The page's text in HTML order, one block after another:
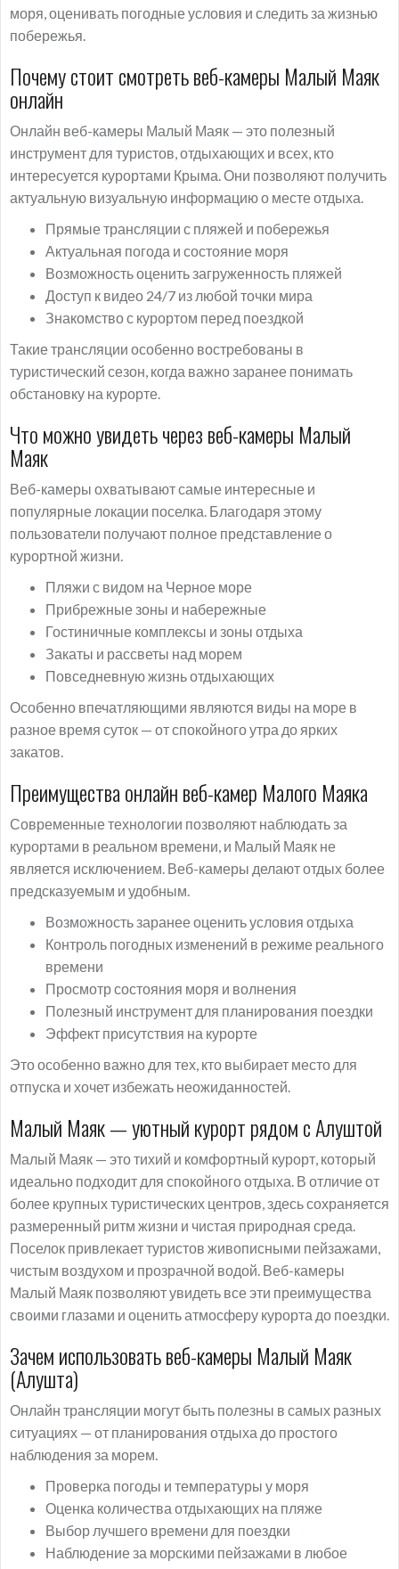
моря, оценивать погодные условия и следить за жизнью
побережья.
Почему стоит смотреть веб-камеры Малый Маяк
онлайн
Онлайн веб-камеры Малый Маяк — это полезный
инструмент для туристов, отдыхающих и всех, кто
интересуется курортами Крыма. Они позволяют получить
актуальную визуальную информацию о месте отдыха.
Прямые трансляции с пляжей и побережья
Актуальная погода и состояние моря
Возможность оценить загруженность пляжей
Доступ к видео 24/7 из любой точки мира
Знакомство с курортом перед поездкой
Такие трансляции особенно востребованы в
туристический сезон, когда важно заранее понимать
обстановку на курорте.
Что можно увидеть через веб-камеры Малый
Маяк
Веб-камеры охватывают самые интересные и
популярные локации поселка. Благодаря этому
пользователи получают полное представление о
курортной жизни.
Пляжи с видом на Черное море
Прибрежные зоны и набережные
Гостиничные комплексы и зоны отдыха
Закаты и рассветы над морем
Повседневную жизнь отдыхающих
Особенно впечатляющими являются виды на море в
разное время суток — от спокойного утра до ярких
закатов.
Преимущества онлайн веб-камер Малого Маяка
Современные технологии позволяют наблюдать за
курортами в реальном времени, и Малый Маяк не
является исключением. Веб-камеры делают отдых более
предсказуемым и удобным.
Возможность заранее оценить условия отдыха
Контроль погодных изменений в режиме реального
времени
Просмотр состояния моря и волнения
Полезный инструмент для планирования поездки
Эффект присутствия на курорте
Это особенно важно для тех, кто выбирает место для
отпуска и хочет избежать неожиданностей.
Малый Маяк — уютный курорт рядом с Алуштой
Малый Маяк — это тихий и комфортный курорт, который
идеально подходит для спокойного отдыха. В отличие от
более крупных туристических центров, здесь сохраняется
размеренный ритм жизни и чистая природная среда.
Поселок привлекает туристов живописными пейзажами,
чистым воздухом и прозрачной водой. Веб-камеры
Малый Маяк позволяют увидеть все эти преимущества
своими глазами и оценить атмосферу курорта до поездки.
Зачем использовать веб-камеры Малый Маяк
(Алушта)
Онлайн трансляции могут быть полезны в самых разных
ситуациях — от планирования отдыха до простого
наблюдения за морем.
Проверка погоды и температуры у моря
Оценка количества отдыхающих на пляже
Выбор лучшего времени для поездки
Наблюдение за морскими пейзажами в любое